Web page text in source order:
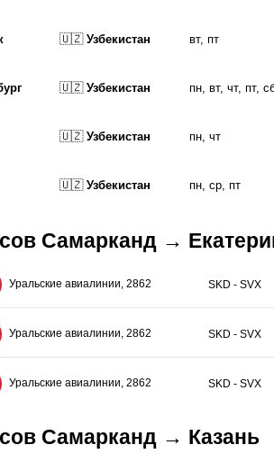
🇺🇿 Узбекистан вт, пт
🇺🇿 Узбекистан пн, вт, чт, пт,
🇺🇿 Узбекистан пн, чт
🇺🇿 Узбекистан пн, ср, пт
Самарканд →
Уральские авиалинии, 2862 SKD - SVX
Уральские авиалинии, 2862 SKD - SVX
Уральские авиалинии, 2862 SKD - SVX
Самарканд → Казань